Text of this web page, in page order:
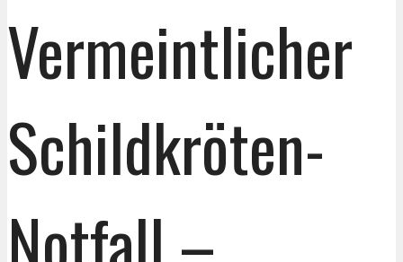
Vermeintlicher
Schildkröten-
Notfall –